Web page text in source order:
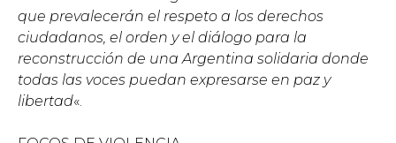
que prevalecerán el respeto a los derechos
ciudadanos, el orden y el diálogo para la
reconstrucción de una Argentina solidaria donde
todas las voces puedan expresarse en paz y
libertad«.